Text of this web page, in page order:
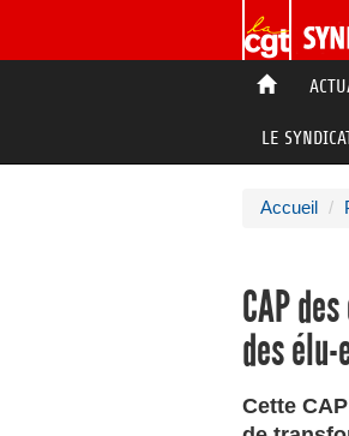
LE
Accueil
CAP
des élu-
Cette